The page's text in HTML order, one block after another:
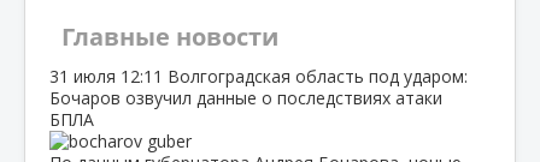
Главные новости
31 июля 12:11 Волгоградская область под ударом:
Бочаров озвучил данные о последствиях атаки
БПЛА